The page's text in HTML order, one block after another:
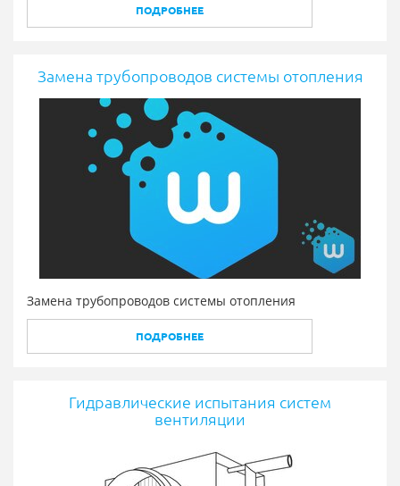
ПОДРОБНЕЕ
Замена трубопроводов системы отопления
Замена трубопроводов системы отопления
ПОДРОБНЕЕ
Гидравлические испытания систем
вентиляции